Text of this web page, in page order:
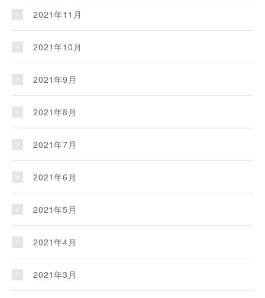
2021年11月
2021年10月
2021年9月
2021年8月
2021年7月
2021年6月
2021年5月
2021年4月
2021年3月